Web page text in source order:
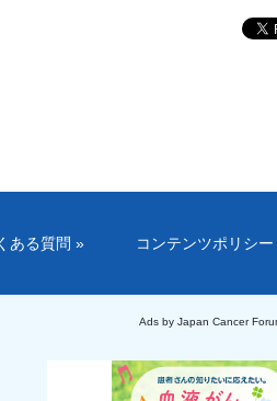
ある質問 » コンテンツポリシー
Ads by Japan Cancer